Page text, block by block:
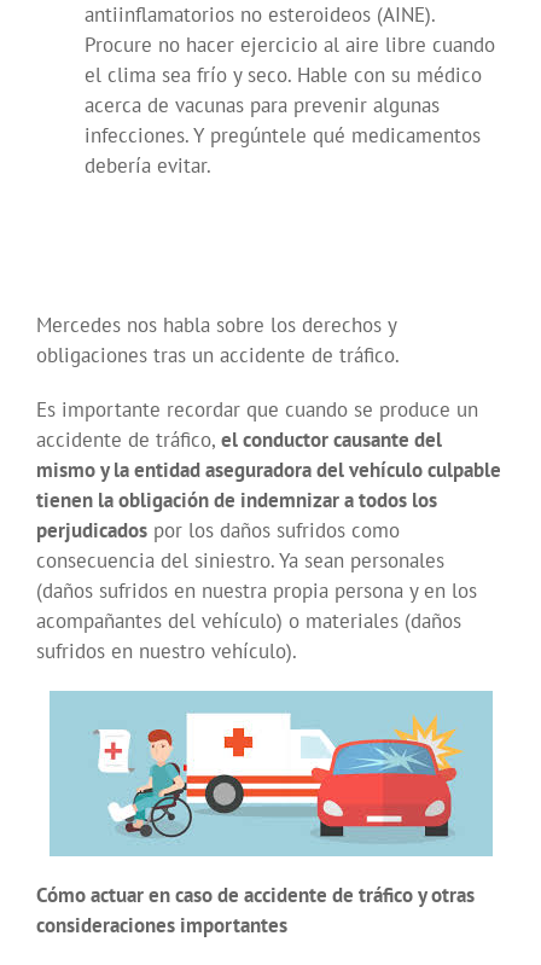
antiinflamatorios no esteroideos (AINE).
Procure no hacer ejercicio al aire libre cuando
el clima sea frío y seco. Hable con su médico
acerca de vacunas para prevenir algunas
infecciones. Y pregúntele qué medicamentos
debería evitar.
Mercedes nos habla sobre los derechos y
obligaciones tras un accidente de tráfico.
Es importante recordar que cuando se produce un
accidente de tráfico, el conductor causante del
mismo y la entidad aseguradora del vehículo culpable
tienen la obligación de indemnizar a todos los
perjudicados por los daños sufridos como
consecuencia del siniestro. Ya sean personales
(daños sufridos en nuestra propia persona y en los
acompañantes del vehículo) o materiales (daños
sufridos en nuestro vehículo).
Cómo actuar en caso de accidente de tráfico y otras
consideraciones importantes